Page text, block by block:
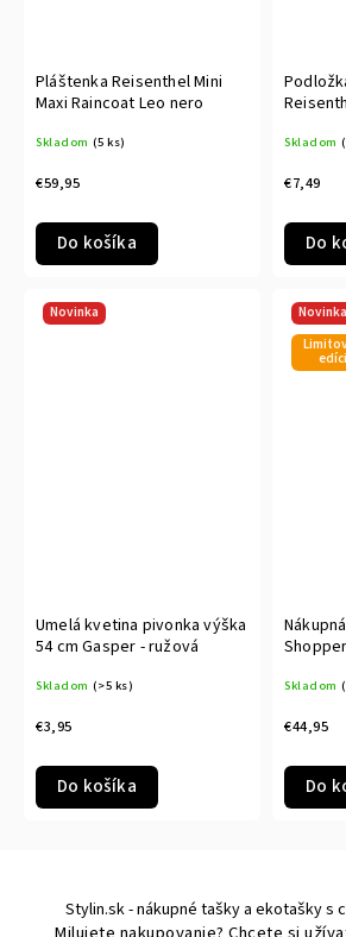
Pláštenka Reisenthel Mini
Maxi Raincoat Leo nero
Skladom (5 ks)
€59,95
Do košíka
Skladom
€7,49
Do
Novinka
Umelá kvetina pivonka výška
54 cm Gasper - ružová
Skladom (>5 ks)
€3,95
Do košíka
Novinka
Skladom
€44,95
Do
Stylin.sk - nákupné tašky a ekotašky s